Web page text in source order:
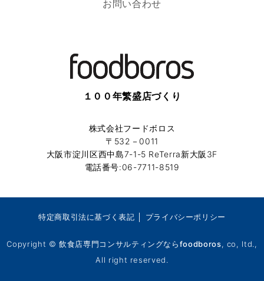
お問い合わせ
１００年繁盛店づくり
株式会社フードボロス
〒532－0011
大阪市淀川区西中島7-1-5 ReTerra新大阪3F
電話番号:06-7711-8519
特定商取引法に基づく表記 プライバシーポリシー
Copyright ©飲食店専門コンサルティングならfoodboros, co, ltd.,
All right reserved.